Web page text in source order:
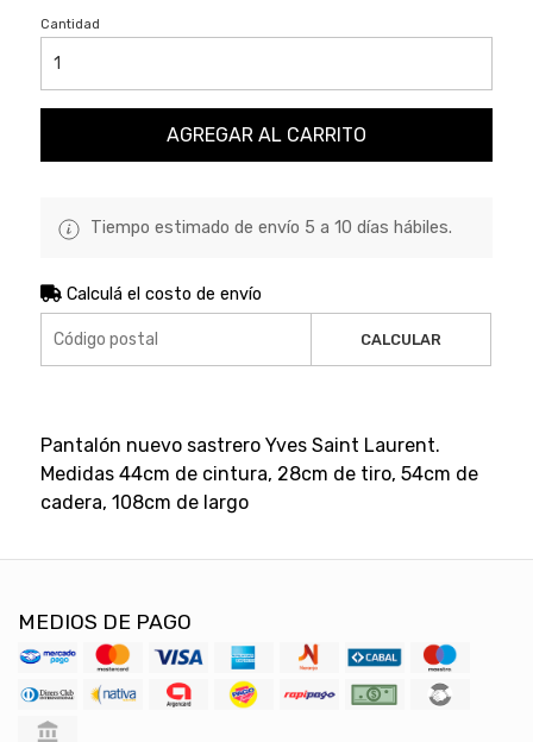
Cantidad
AGREGAR AL CARRITO
Tiempo estimado de envío 5 a 10 días hábiles.
Calculá el costo de envío
CALCULAR
Pantalón nuevo sastrero Yves Saint Laurent.
Medidas 44cm de cintura, 28cm de tiro, 54cm de
cadera, 108cm de largo
MEDIOS DE PAGO